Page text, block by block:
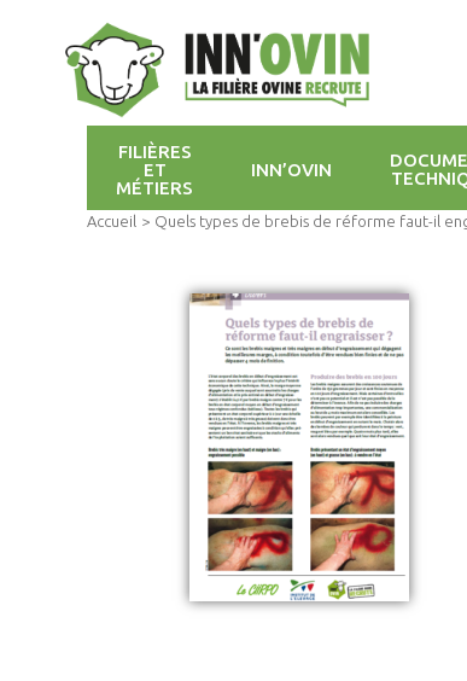
FILIÈRES
ET
MÉTIERS
INN’OVIN
Accueil > Quels types de brebis de réforme faut-il